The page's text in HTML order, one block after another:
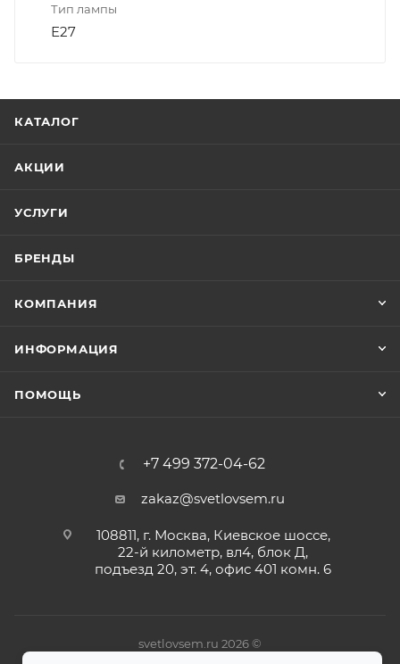
Тип лампы
Е27
КАТАЛОГ
АКЦИИ
УСЛУГИ
БРЕНДЫ
КОМПАНИЯ
ИНФОРМАЦИЯ
ПОМОЩЬ
+7 499 372-04-62
zakaz@svetlovsem.ru
108811, г. Москва, Киевское шоссе,
22-й километр, вл4, блок Д,
подъезд 20, эт. 4, офис 401 комн. 6
svetlovsem.ru 2026 ©